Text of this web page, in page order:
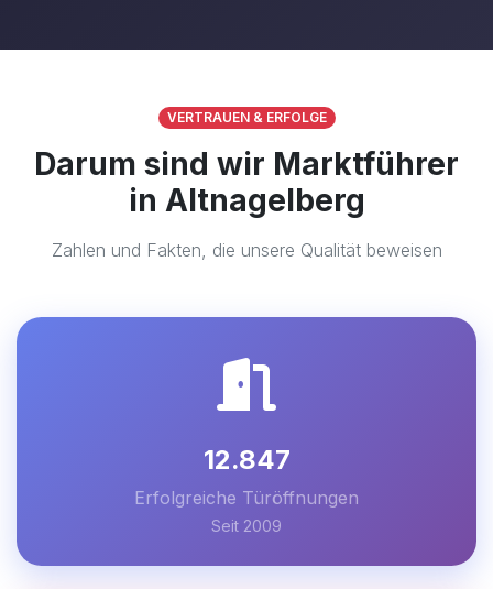
VERTRAUEN & ERFOLGE
Darum sind wir Marktführer
in Altnagelberg
Zahlen und Fakten, die unsere Qualität beweisen
12.847
Erfolgreiche Türöffnungen
Seit 2009